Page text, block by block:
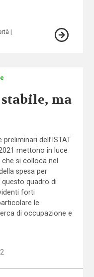
ma
dell’ISTAT
mettono in luce
si colloca nel
spesa per
quadro di
forti
le
di occupazione e